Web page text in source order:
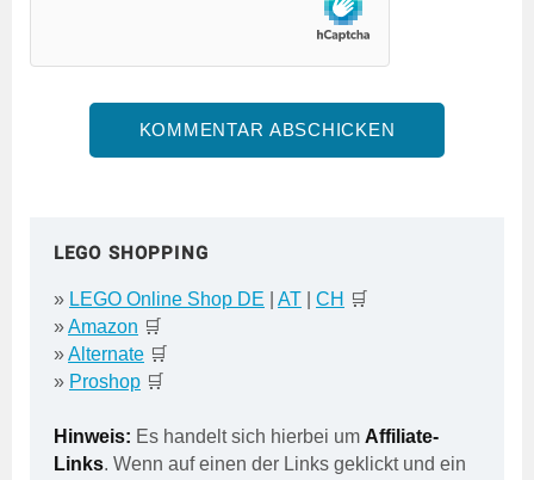
LEGO SHOPPING
» LEGO Online Shop DE AT CH 🛒
»Amazon 🛒
»Alternate 🛒
» Proshop 🛒
Hinweis: Es handelt sich hierbei um Affiliate-
Links. Wenn auf einen der Links geklickt und ein